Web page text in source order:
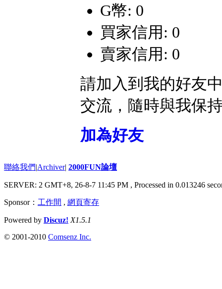
G幣: 0
買家信用: 0
賣家信用: 0
請加入到我的好友
交流，隨時與我保
加為好友
聯絡我們|Archiver| 2000FUN論壇
SERVER: 2 GMT+8, 26-8-7 11:45 PM , Processed in 0.013246
Sponsor： 工作間 , 網頁寄存
Powered by Discuz! X1.5.1
© 2001-2010 Comsenz Inc.